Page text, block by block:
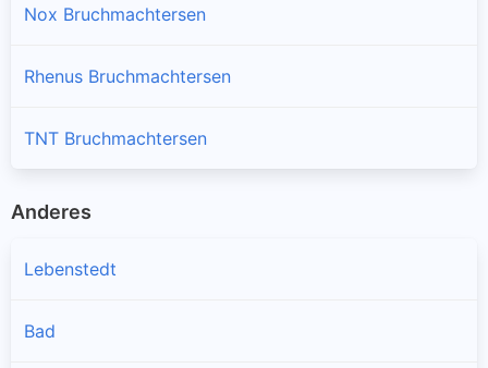
Nox Bruchmachtersen
Rhenus Bruchmachtersen
TNT Bruchmachtersen
Anderes
Lebenstedt
Bad